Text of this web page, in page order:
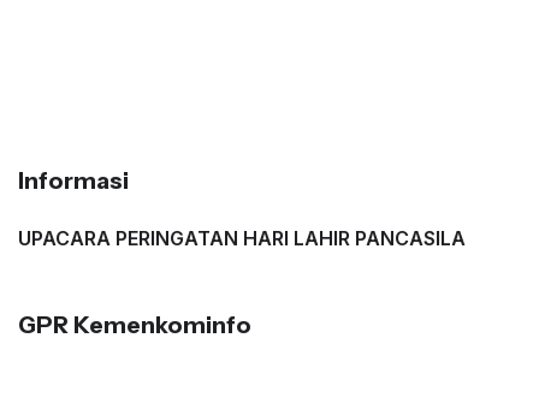
Informasi
UPACARA PERINGATAN HARI LAHIR PANCASILA
GPR Kemenkominfo